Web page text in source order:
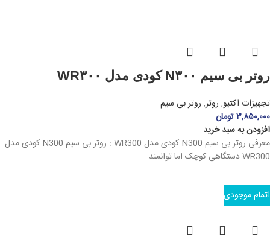
روتر بی سیم N۳۰۰ کودی مدل WR۳۰۰
تجهیزات اکتیو, روتر, روتر بی سیم
۳,۸۵۰,۰۰۰تومان
افزودن به سبد خرید
معرفی روتر بی سیم N300 کودی مدل WR300 : روتر بی سیم N300 کودی مدل
WR300 دستگاهی کوچک اما توانمند
اتمام موجودی